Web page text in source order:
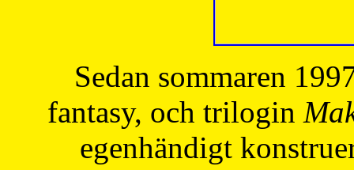
Sedan sommaren
fantasy, och trilogin
egenhändigt